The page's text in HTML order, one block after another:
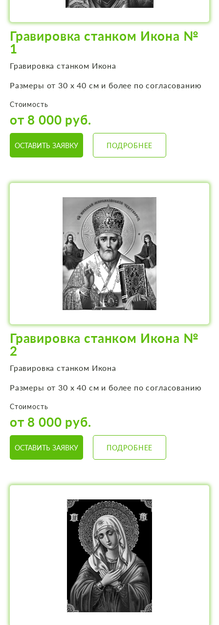
Гравировка станком Икона №
1
Гравировка станком Икона
Размеры от 30 х 40 см и более по согласованию
Стоимость
от 8 000 руб.
ОСТАВИТЬ ЗАЯВКУ ПОДРОБНЕЕ
Гравировка станком Икона №
2
Гравировка станком Икона
Размеры от 30 х 40 см и более по согласованию
Стоимость
от 8 000 руб.
ОСТАВИТЬ ЗАЯВКУ ПОДРОБНЕЕ